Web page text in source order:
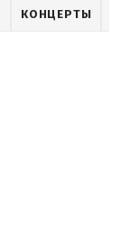
КОНЦЕРТЫ